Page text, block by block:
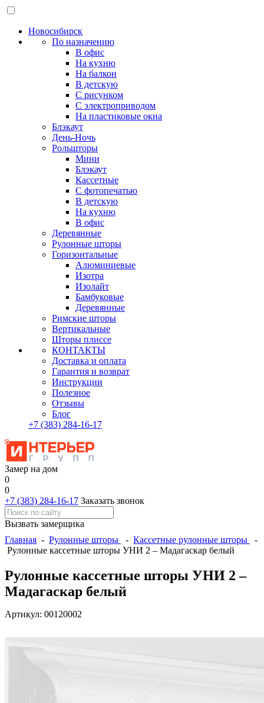
Новосибирск
По назначению
В офис
На кухню
На балкон
В детскую
С рисунком
С электроприводом
На пластиковые окна
Блэкаут
День-Ночь
Рольшторы
Мини
Блэкаут
Кассетные
С фотопечатью
В детскую
На кухню
В офис
Деревянные
Рулонные шторы
Горизонтальные
Алюминиевые
Изотра
Изолайт
Бамбуковые
Деревянные
Римские шторы
Вертикальные
Шторы плиссе
КОНТАКТЫ
Доставка и оплата
Гарантия и возврат
Инструкции
Полезное
Отзывы
Блог
+7 (383) 284-16-17
Замер на дом
0
0
+7 (383) 284-16-17 Заказать звонок
Вызвать замерщика
Главная - Рулонные шторы - Кассетные рулонные шторы
-
Рулонные кассетные шторы УНИ 2 – Мадагаскар белый
Рулонные кассетные шторы УНИ 2 –
Мадагаскар белый
Артикул: 00120002